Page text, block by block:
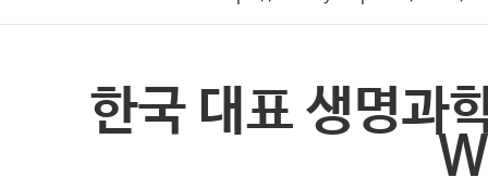
한국 대표 생명과